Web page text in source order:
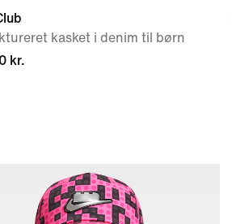
kasket i denim til børn
kr.